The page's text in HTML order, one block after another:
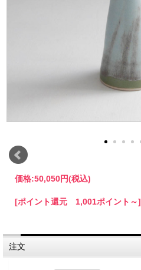
価格:50,050円(税込)
[ポイント還元 1,001ポイント～]
注文